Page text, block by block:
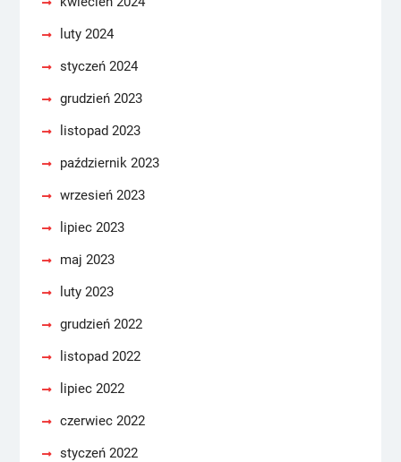
luty 2024
styczeń 2024
grudzień 2023
listopad 2023
październik 2023
wrzesień 2023
lipiec 2023
maj 2023
luty 2023
grudzień 2022
listopad 2022
lipiec 2022
czerwiec 2022
styczeń 2022